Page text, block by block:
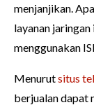
menjanjikan.
layanan
menggunakan
Menurutsitus
berjualan dapat